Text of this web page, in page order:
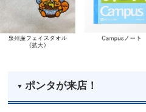
ポンタが来店！